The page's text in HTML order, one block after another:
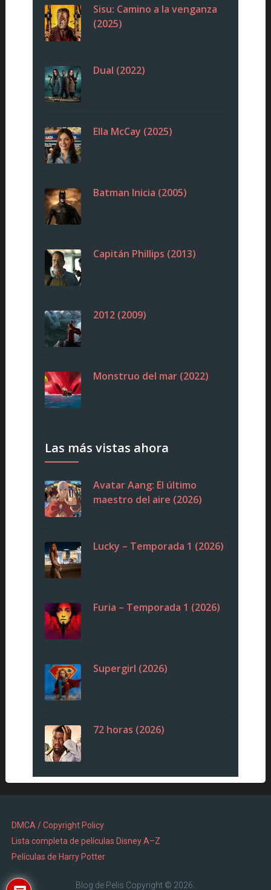
Sisu: Camino a la venganza
(2025)
Dual (2022)
Ella McCay (2025)
Batman Inicia (2005)
Capitán Phillips (2013)
2012 (2009)
Monstruo del mar (2022)
Las más vistas ahora
Avatar Aang: El último
maestro del aire (2026)
Lucky – Temporada 1 (2026)
Furia – Temporada 1 (2026)
Supergirl (2026)
72 horas (2026)
DMCA / Copyright Policy
Lista completa de películas Disney A–Z
Películas de Harry Potter
Blog de Pelis Copyright © 2026.